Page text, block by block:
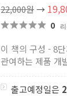
22,000원→
0
이 책의 구성 - 8
관여하는 제품 개
출고예정일은